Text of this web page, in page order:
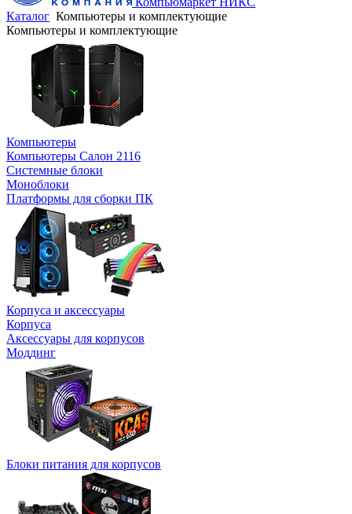
Каталог Компьютеры и комплектующие
Компьютеры и комплектующие
Компьютеры
Компьютеры Салон 2116
Системные блоки
Моноблоки
Платформы для сборки ПК
Корпуса и аксессуары
Корпуса
Аксессуары для корпусов
Моддинг
Блоки питания для корпусов